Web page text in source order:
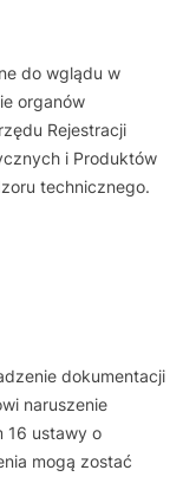
do wglądu w
organów
Rejestracji
i Produktów
technicznego.
dokumentacji
naruszenie
16 ustawy o
mogą zostać